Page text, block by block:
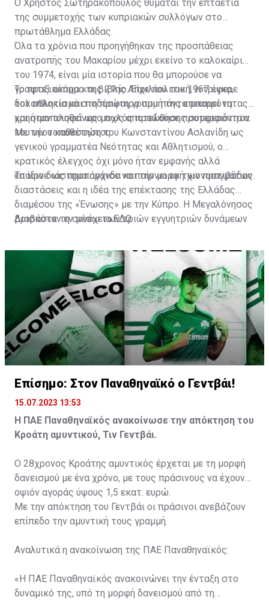
Ο Χρήστος Σωτηρακόπουλος θυμάται την επταετία
της συμμετοχής των κυπριακών συλλόγων στο
πρωτάθλημα Ελλάδας.
Όλα τα χρόνια που προηγήθηκαν της προσπάθειας
ανατροπής του Μακαρίου μέχρι εκείνο το καλοκαίρι
του 1974, είναι μία ιστορία που θα μπορούσε να
γραφτεί ακόμα και βιβλίο. Είχε πολιτική, ίντριγκα,
δολοπλοκία και ποδόσφαιρο που πάντα μπορεί να
χρησιμοποιηθεί ως μοχλός προώθησης συμφερόντων.
Το πραξικόπημα της 21ης Απριλίου του 1967 έφερε
τον αθλητισμό στη πρώτη γραμμή της επικαιρότητας
και ήταν ολοφάνερο πως αποτελούσε προτεραιότητα
του νέου καθεστώτος.
Με την τοποθέτηση του Κωνσταντίνου Ασλανίδη ως
γενικού γραμματέα Νεότητας και Αθλητισμού, ο
κρατικός έλεγχος όχι μόνο ήταν εμφανής αλλά
έπαιρνε ως προπαγάνδα και την μορφή χιονοστιβάδας.
Το ίδιο διάστημα άρχισε να παίρνει εκ των πραγμάτων
διαστάσεις και η ιδέα της επέκτασης της Ελλάδας
διαμέσου της «Ένωσης» με την Κύπρο. Η Μεγαλόνησος
βρισκόταν εν μέσω των τριών εγγυητριών δυνάμεων
αποτελεί αποστρατικοποιημένη ζώνη.
Διαβάστε τη συνέχειαΕΔΩ
Επίσημο: Στον Παναθηναϊκό ο Γεντβάι!
15.07.2023 13:53
Η ΠΑΕ Παναθηναϊκός ανακοίνωσε την απόκτηση του
Κροάτη αμυντικού, Τιν Γεντβάι.
Ο 28χρονος Κροάτης αμυντικός έρχεται με τη μορφή
δανεισμού με ένα χρόνο, με τους πράσινους να έχουν
οψιόν αγοράς ύψους 1,5 εκατ. ευρώ.
Με την απόκτηση του Γεντβάι οι πράσινοι ανεβάζουν
επίπεδο την αμυντική τους γραμμή.
Αναλυτικά η ανακοίνωση της ΠΑΕ Παναθηναϊκός:
«Η ΠΑΕ Παναθηναϊκός ανακοινώνει την ένταξη στο
δυναμικό της, υπό τη μορφή δανεισμού από τη